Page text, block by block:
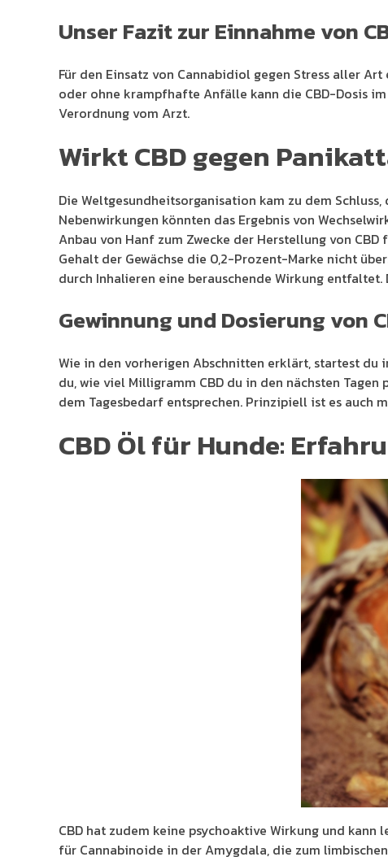
Unser Fazit zur Einnahme von
Für den Einsatz von Cannabidiol gegen Stress aller
oder ohne krampfhafte Anfälle kann die CBD-Dosis
Verordnung vom Arzt.
Wirkt CBD gegen
Die Weltgesundheitsorganisation kam zu dem
Nebenwirkungen könnten das Ergebnis von
Anbau von Hanf zum Zwecke der Herstellung von
Gehalt der Gewächse die 0,2-Prozent-Marke nicht
durch Inhalieren eine berauschende Wirkung
Gewinnung und Dosierung von
Wie in den vorherigen Abschnitten erklärt, startest du
du, wie viel Milligramm CBD du in den nächsten
dem Tagesbedarf entsprechen. Prinzipiell ist es auch
CBD Öl für Hunde:
CBD hat zudem keine psychoaktive Wirkung und
für Cannabinoide in der Amygdala, die zum